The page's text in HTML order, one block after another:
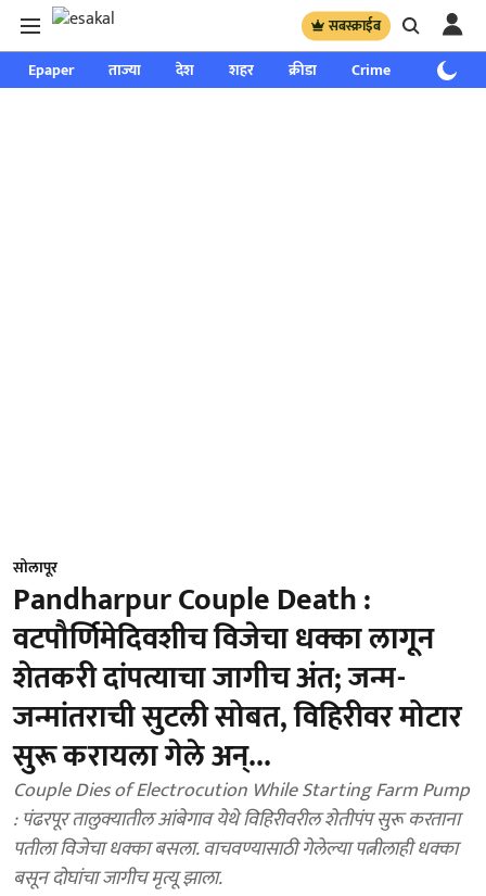
सबस्क्राईब
Epaper ताज्या देश शहर क्रीडा Crime साप्ताहिक
सोलापूर
Pandharpur Couple Death :
वटपौर्णिमेदिवशीच विजेचा धक्का लागून
शेतकरी दांपत्याचा जागीच अंत; जन्म-
जन्मांतराची सुटली सोबत, विहिरीवर मोटार
सुरू करायला गेले अन्...
Couple Dies of Electrocution While Starting Farm Pump
: पंढरपूर तालुक्यातील आंबेगाव येथे विहिरीवरील शेतीपंप सुरू करताना
पतीला विजेचा धक्का बसला. वाचवण्यासाठी गेलेल्या पत्नीलाही धक्का
बसून दोघांचा जागीच मृत्यू झाला.